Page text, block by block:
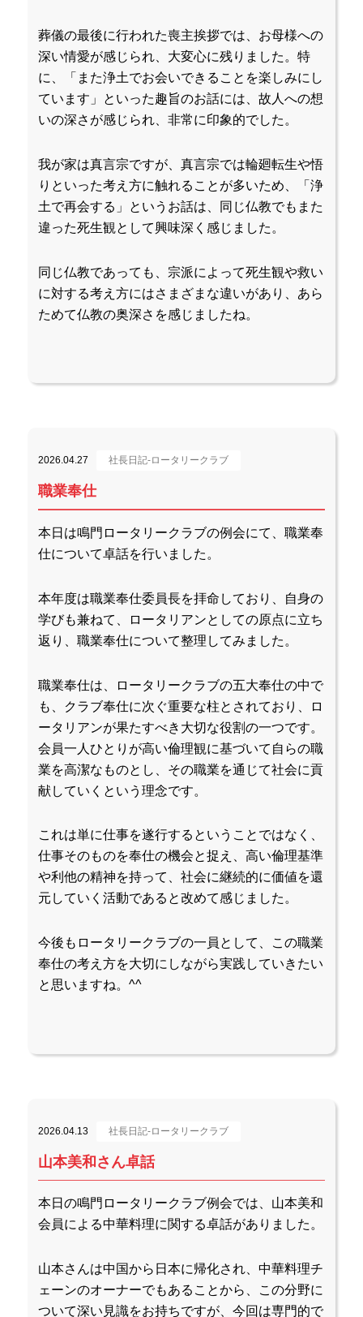
葬儀の最後に行われた喪主挨拶では、お母様への
深い情愛が感じられ、大変心に残りました。特
に、「また浄土でお会いできることを楽しみにし
ています」といった趣旨のお話には、故人への想
いの深さが感じられ、非常に印象的でした。
我が家は真言宗ですが、真言宗では輪廻転生や悟
りといった考え方に触れることが多いため、「浄
土で再会する」というお話は、同じ仏教でもまた
違った死生観として興味深く感じました。
同じ仏教であっても、宗派によって死生観や救い
に対する考え方にはさまざまな違いがあり、あら
ためて仏教の奥深さを感じましたね。
2026.04.27 社長日記-ロータリークラブ
職業奉仕
本日は鳴門ロータリークラブの例会にて、職業奉
仕について卓話を行いました。
本年度は職業奉仕委員長を拝命しており、自身の
学びも兼ねて、ロータリアンとしての原点に立ち
返り、職業奉仕について整理してみました。
職業奉仕は、ロータリークラブの五大奉仕の中で
も、クラブ奉仕に次ぐ重要な柱とされており、ロ
ータリアンが果たすべき大切な役割の一つです。
会員一人ひとりが高い倫理観に基づいて自らの職
業を高潔なものとし、その職業を通じて社会に貢
献していくという理念です。
これは単に仕事を遂行するということではなく、
仕事そのものを奉仕の機会と捉え、高い倫理基準
や利他の精神を持って、社会に継続的に価値を還
元していく活動であると改めて感じました。
今後もロータリークラブの一員として、この職業
奉仕の考え方を大切にしながら実践していきたい
と思いますね。^^
2026.04.13 社長日記-ロータリークラブ
山本美和さん卓話
本日の鳴門ロータリークラブ例会では、山本美和
会員による中華料理に関する卓話がありました。
山本さんは中国から日本に帰化され、中華料理チ
ェーンのオーナーでもあることから、この分野に
ついて深い見識をお持ちですが、今回は専門的で